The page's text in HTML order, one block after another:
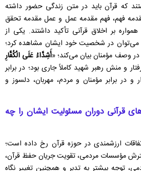
که قرآن باید در متن زندگی حضور داشته
فهم، فهم مقدمه عمل و عمل مقدمه تحقق
بر اخلاق قرآنی تأکید داشتند. یکی از
می‌توان در شخصیت خود ایشان مشاهده کرد؛
وصف مؤمنان بیان می‌کند؛ «أَشِدَّاءُ عَلَى الْکُفَّارِ
و منش رهبر شهید کاملاً جاری بود؛ در برابر
و در برابر مؤمنان و مردم، مهربان، دلسوز و
قرآنی دوران مسئولیت ایشان را چه
ارزشمندی در حوزه قرآن رخ داده است؛
مؤسسات مردمی، تقویت جریان حفظ قرآن،
توجه بیشتر به تدبر و همچنین تغییر نگاه